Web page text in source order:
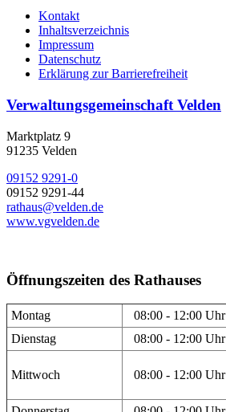
Kontakt
Inhaltsverzeichnis
Impressum
Datenschutz
Erklärung zur Barrierefreiheit
Verwaltungsgemeinschaft Velden
Marktplatz 9
91235 Velden
09152 9291-0
09152 9291-44
rathaus@velden.de
www.vgvelden.de
Öffnungszeiten des Rathauses
Montag 08:00 - 12:00 Uhr
Dienstag
08:00 - 12:00 Uhr
Mittwoch 08:00 - 12:00 Uhr